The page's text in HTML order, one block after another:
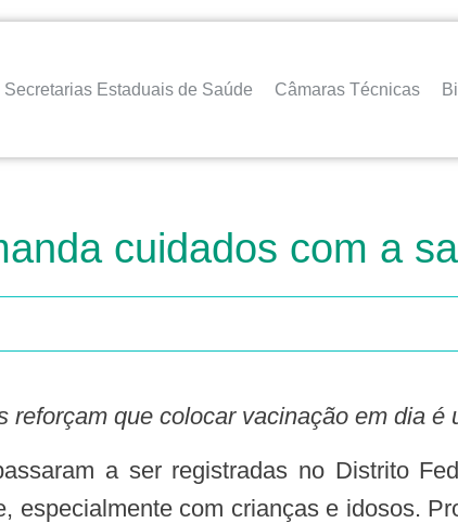
Secretarias Estaduais de Saúde Câmaras Técnicas
cuidados com a
reforçam que colocar vacinação em dia
especialmente com crianças e idosos.